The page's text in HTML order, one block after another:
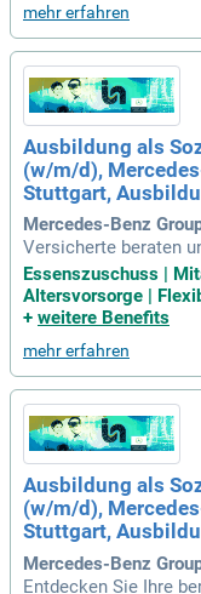
schen Dienst.
mehr erfahren
Ausbildung als
(w/m/d),
Stuttgart,
Mercedes-Benz
Versicherte beraten
enanliegen im
eitung;
beit in verschiedenen
Essenszuschuss |
Altersvorsorge |
+ weitere Benefits
mehr erfahren
Ausbildung als
(w/m/d),
Stuttgart,
Mercedes-Benz
Entdecken Sie Ihre